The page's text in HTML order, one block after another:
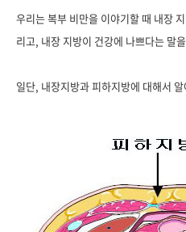
우리는 복부 비만을 이야기할 때 내장
리고, 내장 지방이 건강에 나쁘다는 말
일단, 내장지방과 피하지방에 대해서